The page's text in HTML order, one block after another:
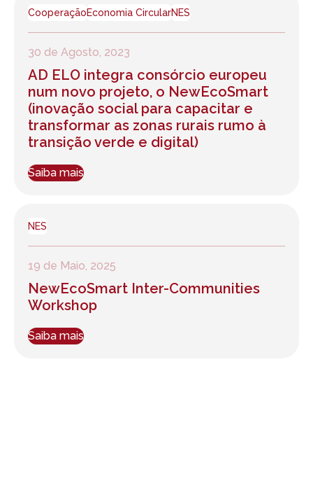
CooperaçãoEconomia CircularNES
30 de Agosto, 2023
AD ELO integra consórcio europeu
num novo projeto, o NewEcoSmart
(inovação social para capacitar e
transformar as zonas rurais rumo à
transição verde e digital)
Saiba mais
NES
19 de Maio, 2025
NewEcoSmart Inter-Communities
Workshop
Saiba mais